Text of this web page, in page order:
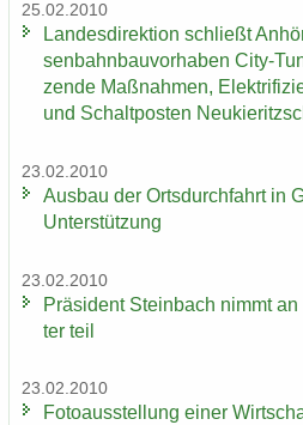
25.02.2010
Lan­des­di­rek­ti­on schließt
sen­bahn­bau­vor­ha­ben City-​
zen­de Maß­nah­men,
und Schalt­pos­ten
23.02.2010
Aus­bau der Orts­durch­fahrt in
Un­ter­stüt­zung
23.02.2010
Prä­si­dent Stein­bach nimmt
ter teil
23.02.2010
Fo­to­aus­stel­lung einer